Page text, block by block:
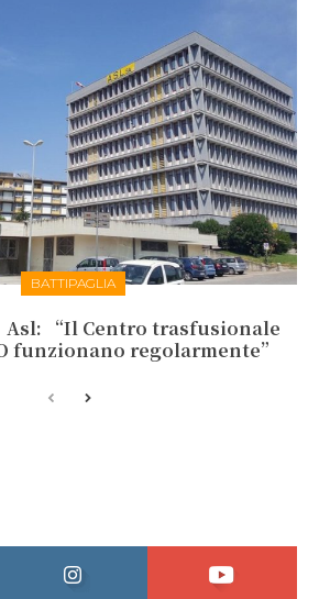
BATTIPAGLIA
“Il Centro trasfusionale
funzionano regolarmente”